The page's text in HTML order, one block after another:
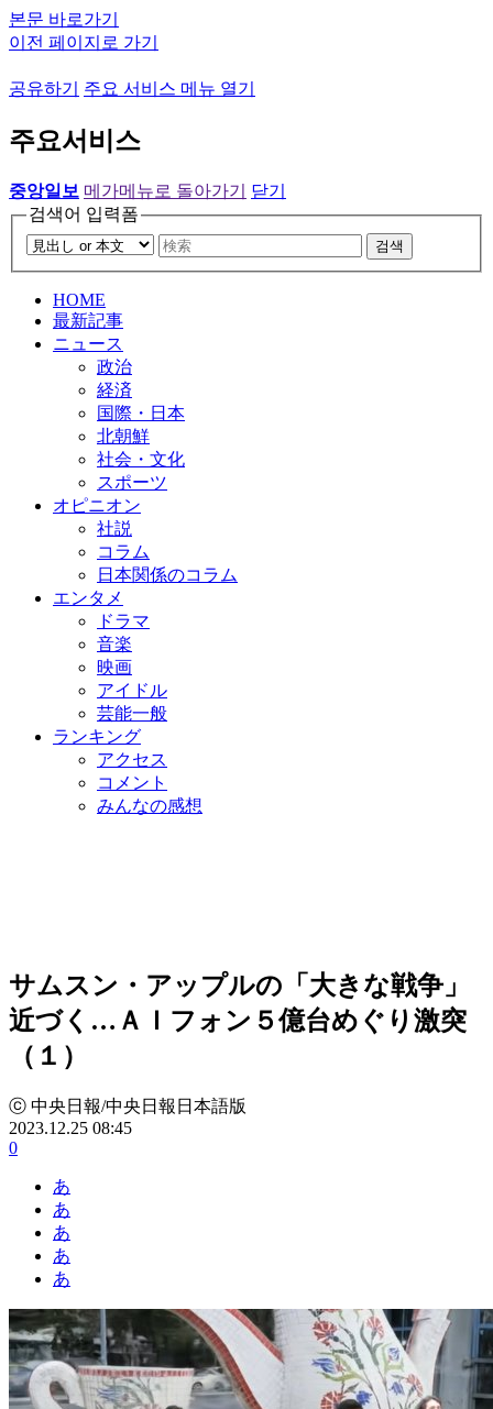
본문 바로가기
이전 페이지로 가기
공유하기 주요 서비스 메뉴 열기
주요서비스
중앙일보 메가메뉴로 돌아가기
닫기
검색어 입력폼
검색
HOME
最新記事
ニュース
政治
経済
国際・日本
北朝鮮
社会・文化
スポーツ
オピニオン
社説
コラム
日本関係のコラム
エンタメ
ドラマ
音楽
映画
アイドル
芸能一般
ランキング
アクセス
コメント
みんなの感想
サムスン・アップルの「大きな戦争」
近づく…ＡＩフォン５億台めぐり激突
（１）
ⓒ 中央日報/中央日報日本語版
2023.12.25 08:45
0
あ
あ
あ
あ
あ